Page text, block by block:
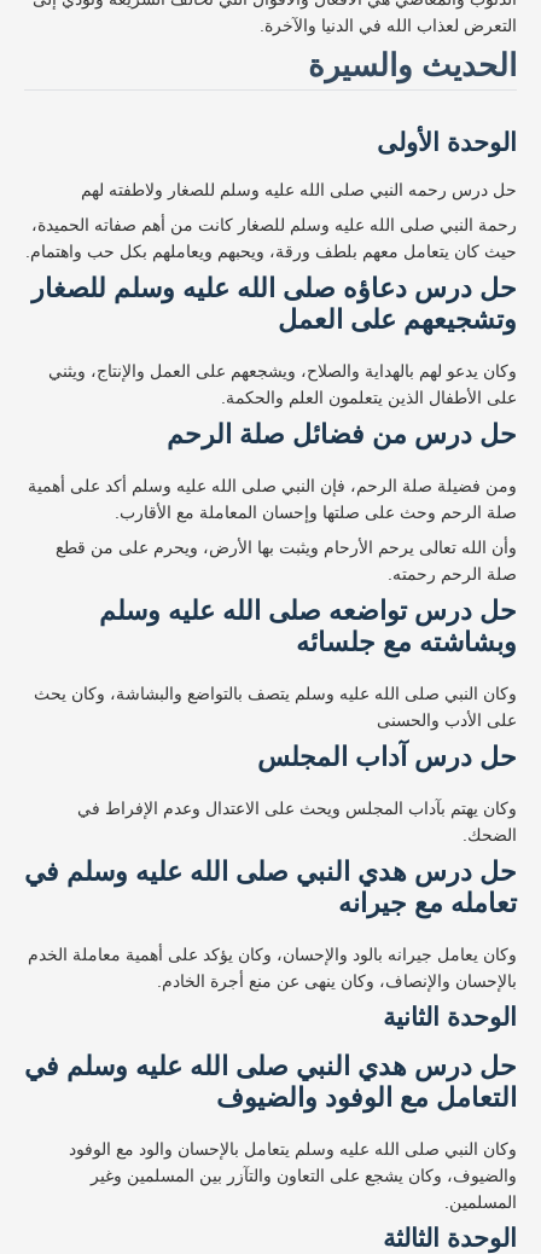
التعرض لعذاب الله في الدنيا والآخرة.
الحديث والسيرة
الوحدة الأولى
حل درس رحمه النبي صلى الله عليه وسلم للصغار ولاطفته لهم
رحمة النبي صلى الله عليه وسلم للصغار كانت من أهم صفاته الحميدة،
حيث كان يتعامل معهم بلطف ورقة، ويحبهم ويعاملهم بكل حب واهتمام.
حل درس دعاؤه صلى الله عليه وسلم للصغار
وتشجيعهم على العمل
وكان يدعو لهم بالهداية والصلاح، ويشجعهم على العمل والإنتاج، ويثني
على الأطفال الذين يتعلمون العلم والحكمة.
حل درس من فضائل صلة الرحم
ومن فضيلة صلة الرحم، فإن النبي صلى الله عليه وسلم أكد على أهمية
صلة الرحم وحث على صلتها وإحسان المعاملة مع الأقارب.
وأن الله تعالى يرحم الأرحام ويثبت بها الأرض، ويحرم على من قطع
صلة الرحم رحمته.
حل درس تواضعه صلى الله عليه وسلم
وبشاشته مع جلسائه
وكان النبي صلى الله عليه وسلم يتصف بالتواضع والبشاشة، وكان يحث
على الأدب والحسنى
حل درس آداب المجلس
وكان يهتم بآداب المجلس ويحث على الاعتدال وعدم الإفراط في
الضحك.
حل درس هدي النبي صلى الله عليه وسلم في
تعامله مع جيرانه
وكان يعامل جيرانه بالود والإحسان، وكان يؤكد على أهمية معاملة الخدم
بالإحسان والإنصاف، وكان ينهى عن منع أجرة الخادم.
الوحدة الثانية
حل درس هدي النبي صلى الله عليه وسلم في
التعامل مع الوفود والضيوف
وكان النبي صلى الله عليه وسلم يتعامل بالإحسان والود مع الوفود
والضيوف، وكان يشجع على التعاون والتآزر بين المسلمين وغير
المسلمين.
الوحدة الثالثة